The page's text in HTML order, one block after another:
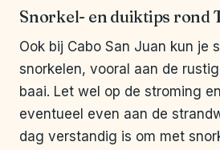
Snorkel- en duiktips rond
Ook bij Cabo San Juan kun je
snorkelen, vooral aan de
baai. Let wel op de stroming
eventueel even aan de
dag verstandig is om met